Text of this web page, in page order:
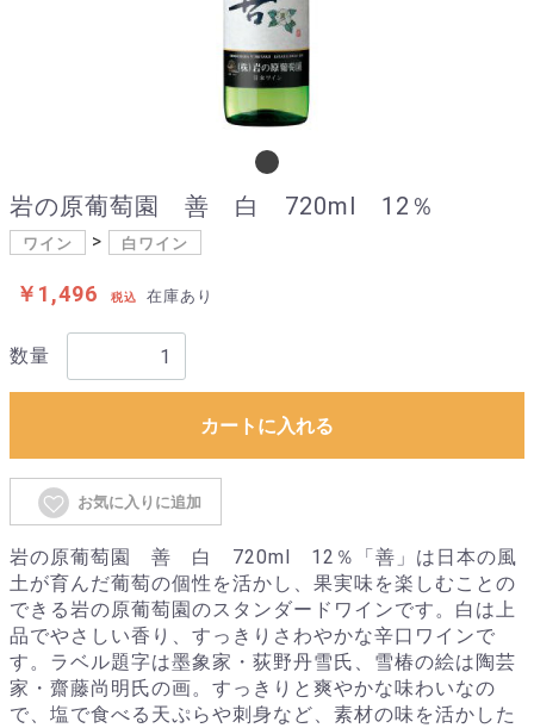
岩の原葡萄園 善 白 720ml 12％
ワイン 白ワイン
￥1,496 税込 在庫あり
数量
カートに入れる
お気に入りに追加
岩の原葡萄園 善 白 720ml 12％「善」は日本の風
土が育んだ葡萄の個性を活かし、果実味を楽しむことの
できる岩の原葡萄園のスタンダードワインです。白は上
品でやさしい香り、すっきりさわやかな辛口ワインで
す。ラベル題字は墨象家・荻野丹雪氏、雪椿の絵は陶芸
家・齋藤尚明氏の画。すっきりと爽やかな味わいなの
で、塩で食べる天ぷらや刺身など、素材の味を活かした